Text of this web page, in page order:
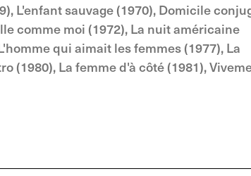
L'enfant sauvage (1970), Domicile
comme moi (1972), La nuit américaine
qui aimait les femmes (1977), La
(1980), La femme d'à côté (1981),